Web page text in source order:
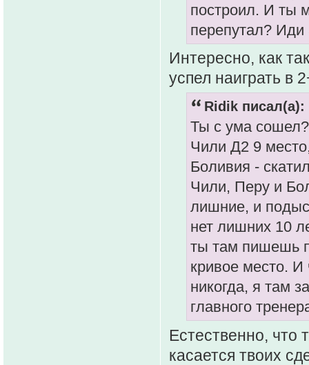
построил. И ты
перепутал? Иди
Интересно, как
успел наиграть в
Ridik писал(а):
Ты с ума
Чили Д2 9
Боливия -
Чили, Перу и
лишние, и
нет лишних 10
ты там пишешь
кривое место.
никогда, я там
главного
Естественно, что
касается твоих